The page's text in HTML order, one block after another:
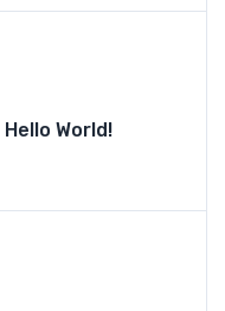
Hello World!